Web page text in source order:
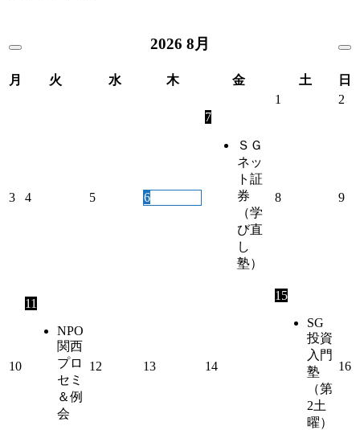
2026 8月
月 火 水 木 金 土
日
1
2
3 4 5 6
7
ＳＧ
ネッ
ト証
券
（学
び直
し
塾）
8 9
10
11
NPO
関西
プロ
セミ
＆例
会
12 13 14
15
SG
投資
入門
塾
（第
2土
曜）
16